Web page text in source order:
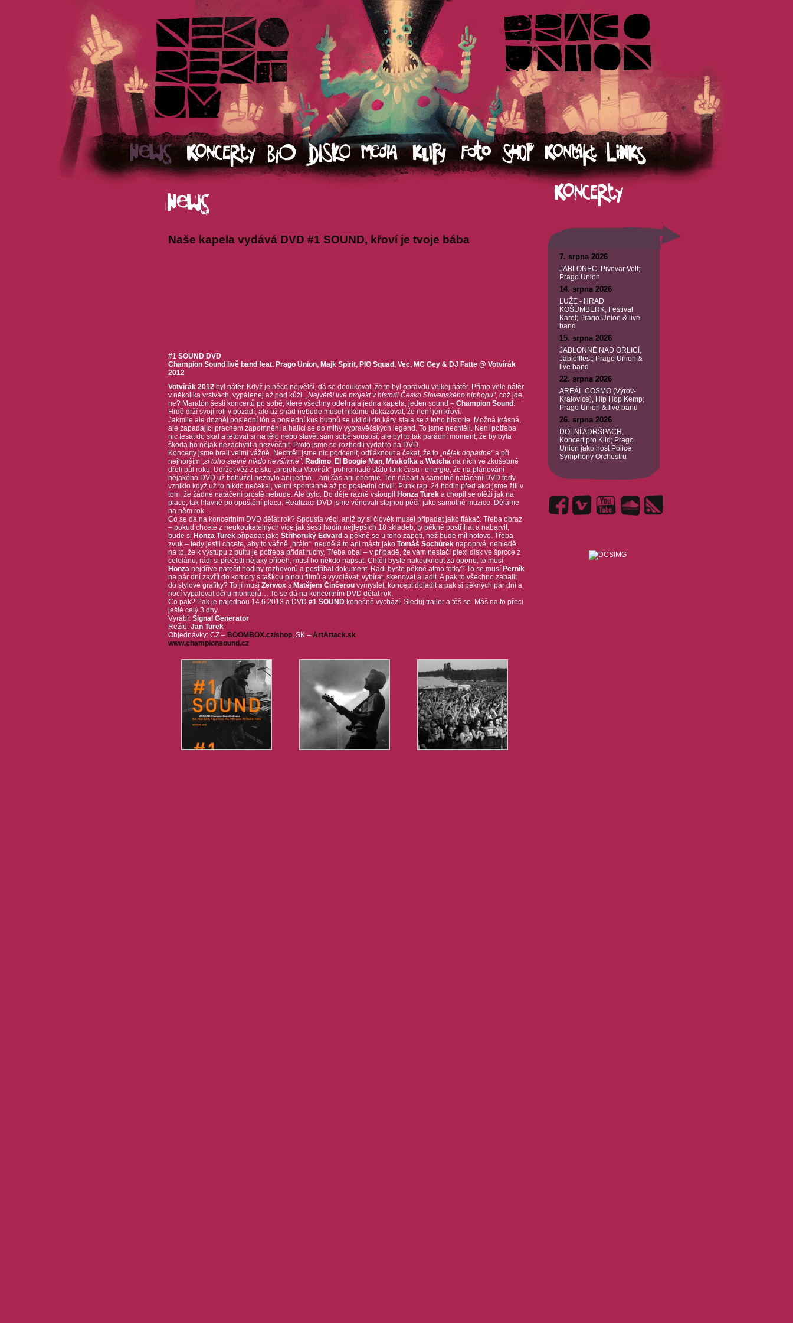
Naše kapela vydává DVD #1 SOUND, křoví je tvoje bába
#1 SOUND DVD
Champion Sound livě band feat. Prago Union, Majk Spirit, PIO Squad, Vec, MC Gey & DJ Fatte @ Votvírák
2012
Votvírák 2012byl nátěr. Když je něco největší, dá se dedukovat, že to byl opravdu velkej nátěr. Přímo vele nátěr
v několika vrstvách, vypálenej až pod kůži. „Největší live projekt v historii Česko Slovenského hiphopu“, což jde,
ne? Maratón šesti koncertů po sobě, které všechny odehrála jedna kapela, jeden sound – Champion Sound .
Hrdě drží svojí roli v pozadí, ale už snad nebude muset nikomu dokazovat, že není jen křoví.
Jakmile ale dozněl poslední tón a poslední kus bubnů se uklidil do káry, stala se z toho historie. Možná krásná,
ale zapadající prachem zapomnění a halící se do mlhy vypravěčských legend. To jsme nechtěli. Není potřeba
nic tesat do skal a tetovat si na tělo nebo stavět sám sobě sousoší, ale byl to tak parádní moment, že by byla
škoda ho nějak nezachytit a nezvěčnit. Proto jsme se rozhodli vydat to na DVD.
Koncerty jsme brali velmi vážně. Nechtěli jsme nic podcenit, odfláknout a čekat, že to „nějak dopadne“a při
nejhorším „si toho stejně nikdo nevšimne“. Radimo, El Boogie Man, Mrakofkaa Watchana nich ve zkušebně
dřeli půl roku. Udržet věž z písku „projektu Votvírák“ pohromadě stálo tolik času i energie, že na plánování
nějakého DVD už bohužel nezbylo ani jedno – ani čas ani energie. Ten nápad a samotné natáčení DVD tedy
vzniklo když už to nikdo nečekal, velmi spontánně až po poslední chvíli. Punk rap. 24 hodin před akcí jsme žili v
tom, že žádné natáčení prostě nebude. Ale bylo. Do děje rázně vstoupil
Honza Tureka chopil se otěží jak na
place, tak hlavně po opuštění placu. Realizaci DVD jsme věnovali stejnou péči, jako samotné muzice. Děláme
na něm rok…
Co se dá na koncertním DVD dělat rok? Spousta věcí, aniž by si člověk musel připadat jako flákač. Třeba obraz
– pokud chcete z neukoukatelných více jak šesti hodin nejlepších 18 skladeb, ty pěkně postříhat a nabarvit,
bude si Honza Turekpřipadat jako Střihoruký Edvard a pěkně se u toho zapotí, než bude mít hotovo. Třeba
zvuk – tedy jestli chcete, aby to vážně „hrálo“, neudělá to ani mástr jako Tomáš Sochůreknapoprvé, nehledě
na to, že k výstupu z pultu je potřeba přidat ruchy. Třeba obal – v případě, že vám nestačí plexi disk ve šprcce z
celofánu, rádi si přečetli nějaký příběh, musí ho někdo napsat. Chtěli byste nakouknout za oponu, to musí
Honzanejdříve natočit hodiny rozhovorů a postříhat dokument. Rádi byste pěkné atmo fotky? To se musí Perník
na pár dní zavřít do komory s taškou plnou filmů a vyvolávat, vybírat, skenovat a ladit. A pak to všechno zabalit
do stylové grafiky? To jí musí Zerwoxs Matějem Činčerouvymyslet, koncept doladit a pak si pěkných pár dní a
nocí vypalovat oči u monitorů… To se dá na koncertním DVD dělat rok.
Co pak? Pak je najednou 14.6.2013 a DVD #1 SOUNDkonečně vychází. Sleduj trailer a těš se. Máš na to přeci
ještě celý 3 dny.
Vyrábí: Signal Generator
Režie: Jan Turek
Objednávky: CZ – BOOMBOX.cz/shop, SK – ArtAttack.sk
www.championsound.cz
7. srpna 2026
JABLONEC, Pivovar Volt;
Prago Union
14. srpna 2026
LUŽE - HRAD
KOŠUMBERK, Festival
Karel; Prago Union & live
band
15. srpna 2026
JABLONNÉ NAD ORLICÍ,
Jablofffest; Prago Union &
live band
22. srpna 2026
AREÁL COSMO (Výrov-
Kralovice), Hip Hop Kemp;
Prago Union & live band
26. srpna 2026
DOLNÍ ADRŠPACH,
Koncert pro Klid; Prago
Union jako host Police
Symphony Orchestru